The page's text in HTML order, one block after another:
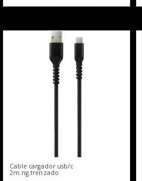
Cable cargador usb/c
2m.ng.trenzado